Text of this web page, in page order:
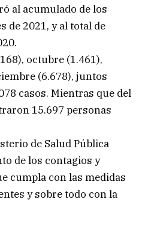
al acumulado de los
de 2021, y al total de
octubre (1.461),
(6.678), juntos
casos. Mientras que del
15.697 personas
de Salud Pública
de los contagios y
cumpla con las medidas
y sobre todo con la